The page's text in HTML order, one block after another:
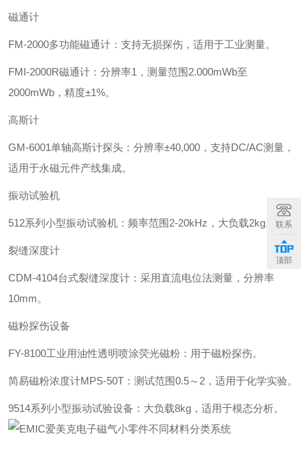
磁通计‌
‌FM-2000多功能磁通计‌：支持无损探伤，适用于工业测量。
‌FMI-2000R磁通计‌：分辨率1，测量范围2.000mWb至
2000mWb，精度±1%。
‌高斯计‌
‌GM-6001单轴高斯计探头‌：分辨率±40,000，支持DC/AC测量，
适用于永磁元件产线集成。
‌振动试验机‌
‌512系列小型振动试验机‌：频率范围2-20kHz，大负载2kg。
裂缝深度计‌
‌CDM-4104台式裂缝深度计‌：采用直流电位法测量，分辨率
10mm。
磁粉探伤设备‌
‌FY-8100工业用油性透明喷涂荧光磁粉‌：用于磁粉探伤。
‌简易磁粉浓度计MPS-50T‌：测试范围0.5～2，适用于化学实验。
‌9514系列小型振动试验设备‌：大负载8kg，适用于模态分析。
联系
顶部